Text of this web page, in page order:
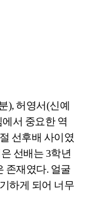
), 허영서(신예
서 중요한 역
선후배 사이였
선배는 3학년
존재였다. 얼굴
하게 되어 너무